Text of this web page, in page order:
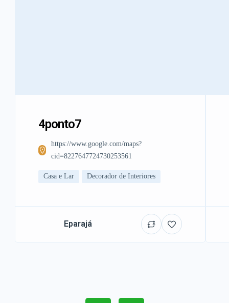
4ponto7
https://www.google.com/maps?
cid=8227647724730253561
Casa e Lar Decorador de Interiores
Eparajá